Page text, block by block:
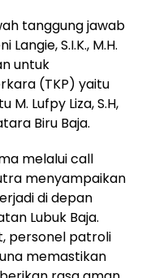
tanggung jawab
Langie, S.I.K., M.H.
untuk
(TKP) yaitu
Lufpy Liza, S.H,
Biru Baja.
melalui call
menyampaikan
di depan
Lubuk Baja.
personel patroli
memastikan